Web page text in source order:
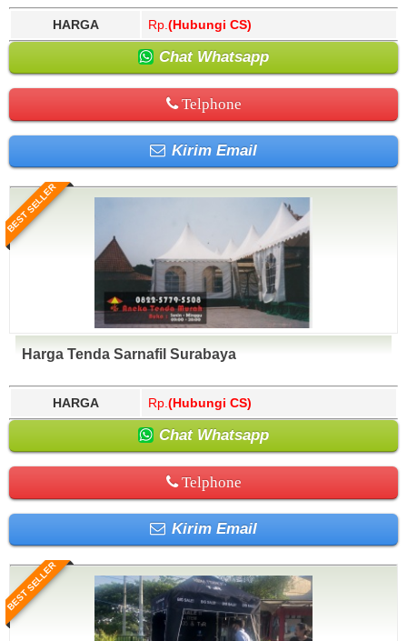
HARGA Rp. (Hubungi CS)
Chat Whatsapp
Telphone
Kirim Email
BEST SELLER
Harga Tenda Sarnafil Surabaya
HARGA Rp. (Hubungi CS)
Chat Whatsapp
Telphone
Kirim Email
BEST SELLER